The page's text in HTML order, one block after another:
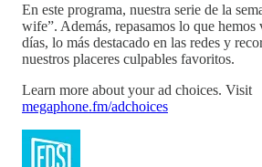
En este programa, nuestra serie de la
wife”. Además, repasamos lo que hemos
días, lo más destacado en las redes y
nuestros placeres culpables favoritos.
Learn more about your ad choices. Visit
megaphone.fm/adchoices